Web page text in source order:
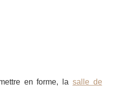
en forme, la salle de